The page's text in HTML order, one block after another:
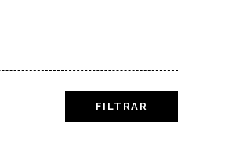
FILTRAR